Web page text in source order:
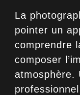
La
pointer un
comprendre
composer
atmosphère.